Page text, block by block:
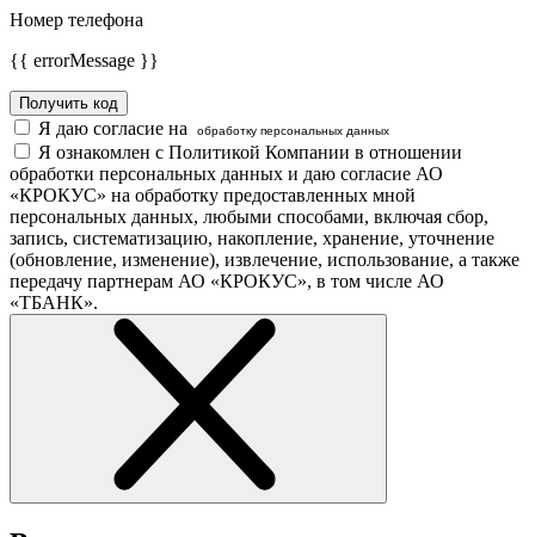
Номер телефона
{{ errorMessage }}
Получить код
Я даю согласие на обработку персональных данных
Я ознакомлен с Политикой Компании в отношении
обработки персональных данных и даю согласие АО
«КРОКУС» на обработку предоставленных мной
персональных данных, любыми способами, включая сбор,
запись, систематизацию, накопление, хранение, уточнение
(обновление, изменение), извлечение, использование, а также
передачу партнерам АО «КРОКУС», в том числе АО
«ТБАНК».